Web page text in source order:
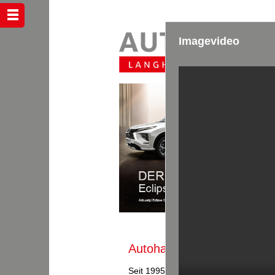
Imagevideo
Autohaus Langhammer
Seit 1995 gibt es die Autohaus